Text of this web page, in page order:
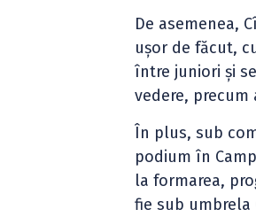
De asemenea,
ușor de făcut,
între juniori și
vedere,
În plus, sub
podium în
la formarea,
fie sub umbrela